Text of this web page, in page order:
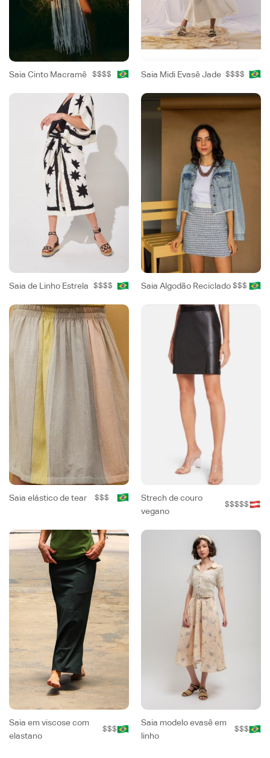
Saia Cinto Macramê $$$$ Saia Midi Evasê Jade $$$$
Saia de Linho Estrela $$$$ Saia Algodão Reciclado $$$
Saia elástico de tear $$$
Strech de couro
vegano
$$$$$
Saia em viscose com
elastano
$$$
Saia modelo evasê em
linho
$$$